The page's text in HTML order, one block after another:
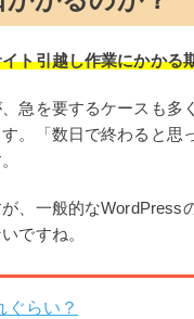
ト引越し作業にかかる
急を要するケースも多
。「数日で終わると思
、一般的なWordPress
ですね。
ぐらい？